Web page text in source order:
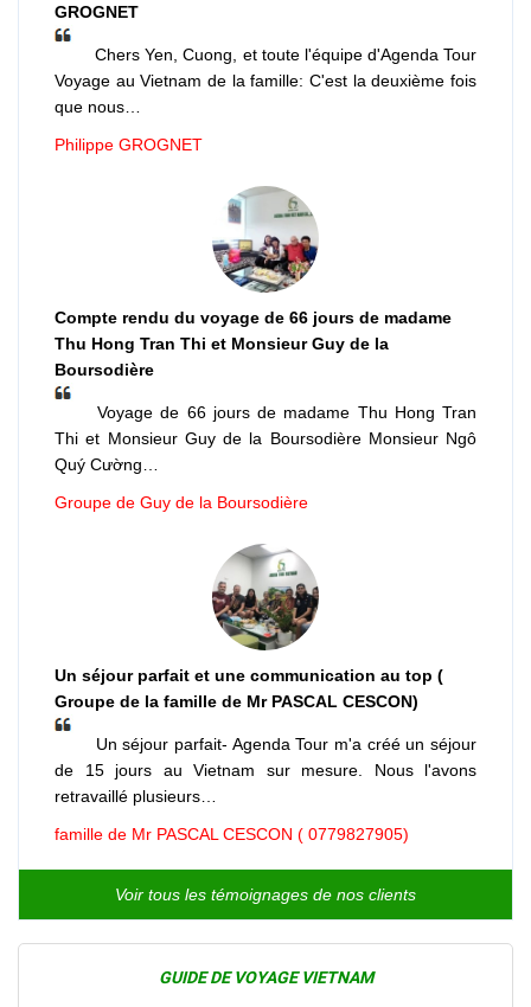
GROGNET
Chers Yen, Cuong, et toute l'équipe d'Agenda Tour
Voyage au Vietnam de la famille: C'est la deuxième fois
que nous…
Philippe GROGNET
Compte rendu du voyage de 66 jours de madame
Thu Hong Tran Thi et Monsieur Guy de la
Boursodière
Voyage de 66 jours de madame Thu Hong Tran
Thi et Monsieur Guy de la Boursodière Monsieur Ngô
Quý Cường…
Groupe de Guy de la Boursodière
Un séjour parfait et une communication au top (
Groupe de la famille de Mr PASCAL CESCON)
Un séjour parfait- Agenda Tour m'a créé un séjour
de 15 jours au Vietnam sur mesure. Nous l'avons
retravaillé plusieurs…
famille de Mr PASCAL CESCON ( 0779827905)
Voir tous les témoignages de nos clients
GUIDE DE VOYAGE VIETNAM